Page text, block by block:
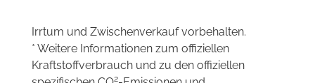
Irrtum und Zwischenverkauf vorbehalten.
* Weitere Informationen zum offiziellen
Kraftstoffverbrauch und zu den offiziellen
2